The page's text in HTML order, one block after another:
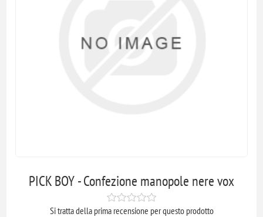
PICK BOY - Confezione manopole nere vox
Si tratta della prima recensione per questo prodotto